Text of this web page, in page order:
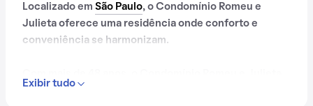
Localizado em São Paulo, o Condomínio Romeu e
Julieta oferece uma residência onde conforto e
conveniência se harmonizam.
Exibir tudo